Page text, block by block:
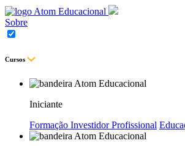
Sobre
Cursos
Iniciante
Formação Investidor Profissional